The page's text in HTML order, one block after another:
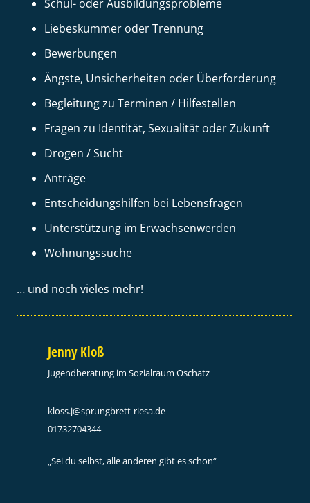
Schul- oder Ausbildungsprobleme
Liebeskummer oder Trennung
Bewerbungen
Ängste, Unsicherheiten oder Überforderung
Begleitung zu Terminen / Hilfestellen
Fragen zu Identität, Sexualität oder Zukunft
Drogen / Sucht
Anträge
Entscheidungshilfen bei Lebensfragen
Unterstützung im Erwachsenwerden
Wohnungssuche
… und noch vieles mehr!
Jenny Kloß
Jugendberatung im Sozialraum Oschatz
kloss.j@sprungbrett-riesa.de
01732704344
„Sei du selbst, alle anderen gibt es schon“